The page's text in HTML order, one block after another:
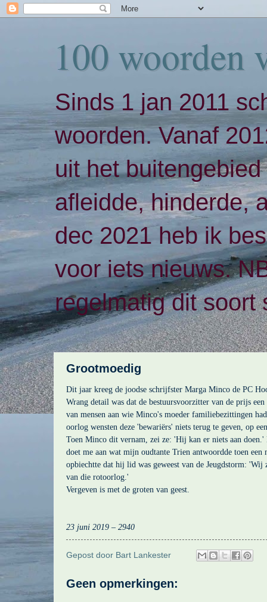
100 woorden
Sinds 1 jan 2011
woorden. Vanaf
uit het
afleidde, hinderde,
dec 2021 heb ik
voor iets nieuws.
regelmatig dit soort
Grootmoedig
Dit jaar kreeg de joodse schrijfster Marga Minco de PC
Wrang detail was dat de bestuursvoorzitter van de prijs
van mensen aan wie Minco's moeder familiebezittingen
oorlog wensten deze 'bewariërs' niets terug te geven, op
Toen Minco dit vernam, zei ze: 'Hij kan er niets aan doen.'
doet me aan wat mijn oudtante Trien antwoordde toen een
opbiechtte dat hij lid was geweest van de Jeugdstorm:
van die rotoorlog.'
Vergeven is met de groten van geest.
23 juni 2019 – 2940
Gepost door Bart Lankester
Geen opmerkingen: